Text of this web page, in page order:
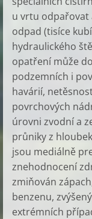
u vrtu odpařovat
odpad (tisíce
hydraulického
opatření může
podzemních i
havárií,
povrchových
úrovni zvodní a
průniky z
jsou mediálně
znehodnocení
zmiňován
benzenu,
extrémních